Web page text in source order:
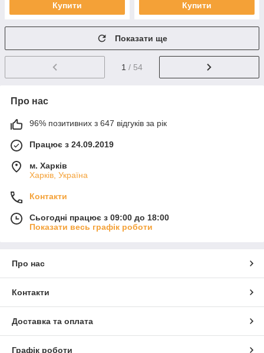
Купити Купити
Показати ще
1 / 54
Про нас
96% позитивних з 647 відгуків за рік
Працює з 24.09.2019
м. Харків
Харків, Україна
Контакти
Сьогодні працює з 09:00 до 18:00
Показати весь графік роботи
Про нас
Контакти
Доставка та оплата
Графік роботи